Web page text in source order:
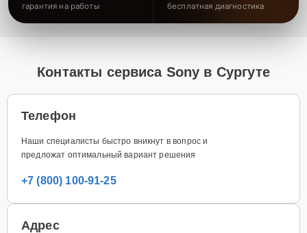
гарантия на работы бесплатная диагностика
Контакты сервиса Sony в Сургуте
Телефон
Наши специалисты быстро вникнут в вопрос и
предложат оптимальный вариант решения
+7 (800) 100-91-25
Адрес